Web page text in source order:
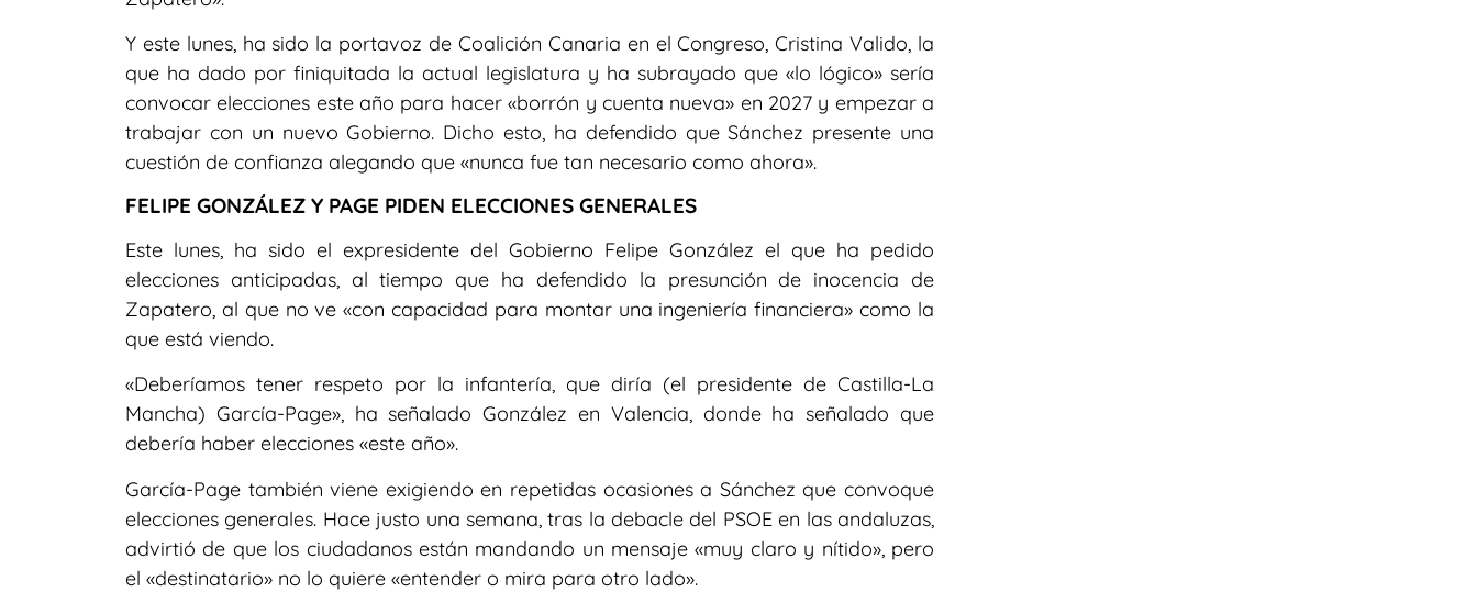
Y este lunes, ha sido la portavoz de Coalición Canaria en el Congreso, Cristina Valido, la
que ha dado por finiquitada la actual legislatura y ha subrayado que «lo lógico» sería
convocar elecciones este año para hacer «borrón y cuenta nueva» en 2027 y empezar a
trabajar con un nuevo Gobierno. Dicho esto, ha defendido que Sánchez presente una
cuestión de confianza alegando que «nunca fue tan necesario como ahora».
FELIPE GONZÁLEZ Y PAGE PIDEN ELECCIONES GENERALES
Este lunes, ha sido el expresidente del Gobierno Felipe González el que ha pedido
elecciones anticipadas, al tiempo que ha defendido la presunción de inocencia de
Zapatero, al que no ve «con capacidad para montar una ingeniería financiera» como la
que está viendo.
«Deberíamos tener respeto por la infantería, que diría (el presidente de Castilla-La
Mancha) García-Page», ha señalado González en Valencia, donde ha señalado que
debería haber elecciones «este año».
García-Page también viene exigiendo en repetidas ocasiones a Sánchez que convoque
elecciones generales. Hace justo una semana, tras la debacle del PSOE en las andaluzas,
advirtió de que los ciudadanos están mandando un mensaje «muy claro y nítido», pero
el «destinatario» no lo quiere «entender o mira para otro lado».